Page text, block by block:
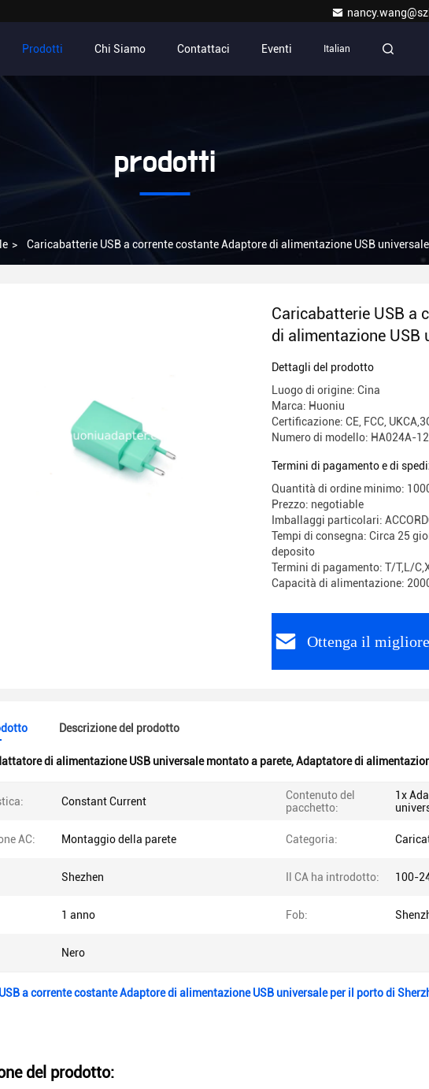
Prodotti Chi Siamo Contattaci Eventi Italian
prodotti
> Caricabatterie USB a corrente costante Adaptore di alimentazione USB
Caricabatterie USB a
di alimentazione USB
Sherzhen
Dettagli del prodotto
Luogo di origine: Cina
Marca: Huoniu
Certificazione: CE, FCC,
Numero di modello: HA024A-
Termini di pagamento e di
Quantità di ordine minimo:
Prezzo: negotiable
Imballaggi particolari:
Tempi di consegna: Circa 25
deposito
Termini di pagamento: T/T,L/
Capacità di alimentazione:
Ottenga il
Descrizione del prodotto
di alimentazione USB universale montato a parete,Adaptatore di
Constant Current
Contenuto del
pacchetto:
1x
AC: Montaggio della parete Categoria:
Shezhen Il CA ha introdotto: 100-
1 anno Fob:
Nero
a corrente costante Adaptore di alimentazione USB universale per il porto di
del prodotto: